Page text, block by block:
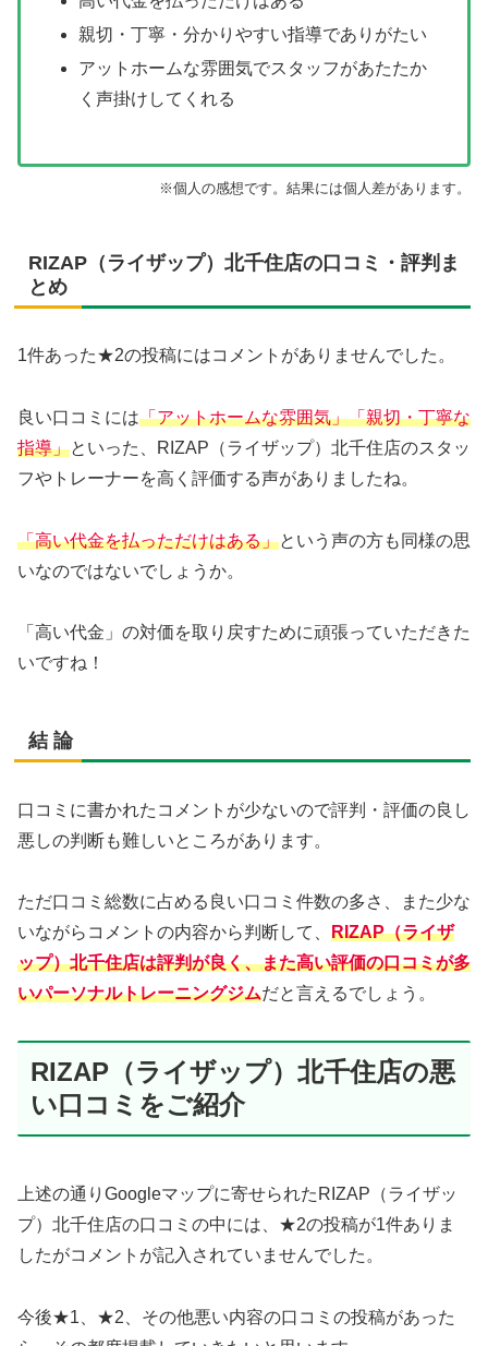
親切・丁寧・分かりやすい指導でありがたい
アットホームな雰囲気でスタッフがあたたか
く声掛けしてくれる
※個人の感想です。結果には個人差があります。
RIZAP（ライザップ）北千住店の口コミ・評判ま
とめ
1件あった★2の投稿にはコメントがありませんでした。
良い口コミには「アットホームな雰囲気」「親切・丁寧な
指導」といった、RIZAP（ライザップ）北千住店のスタッ
フやトレーナーを高く評価する声がありましたね。
「高い代金を払っただけはある」という声の方も同様の思
いなのではないでしょうか。
「高い代金」の対価を取り戻すために頑張っていただきた
いですね！
結 論
口コミに書かれたコメントが少ないので評判・評価の良し
悪しの判断も難しいところがあります。
ただ口コミ総数に占める良い口コミ件数の多さ、また少な
いながらコメントの内容から判断して、 RIZAP（ライザ
ップ）北千住店は評判が良く、また高い評価の口コミが多
いパーソナルトレーニングジムだと言えるでしょう。
RIZAP（ライザップ）北千住店の悪
い口コミをご紹介
上述の通りGoogleマップに寄せられたRIZAP（ライザッ
プ）北千住店の口コミの中には、★2の投稿が1件ありま
したがコメントが記入されていませんでした。
今後★1、★2、その他悪い内容の口コミの投稿があった